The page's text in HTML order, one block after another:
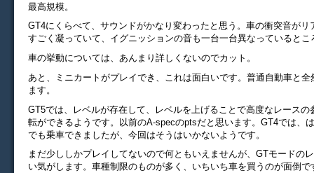
最高規模。
GT4にくらべて、サウンドがかなり変わったと思う。車の衝突音がリ
すごく凝っていて、イグニッションの音も一台一台異なっているとこ
車の挙動については、あんまり詳しくないのでカット。
あと、ミニカートがプレイでき、これは面白いです。普通自動車と
ます。
GT5では、レベルが存在して、レベルを上げることで高度なレースの
転ができるようです。以前のA-specのptsだと思います。GT4では、
でも乗車できましたが、今回はそうはいかないようです。
まだ少ししかプレイしてないので何ともいえませんが、GTモードの
い気がします。車種制限のものが多く、いちいち車を買うのが面倒